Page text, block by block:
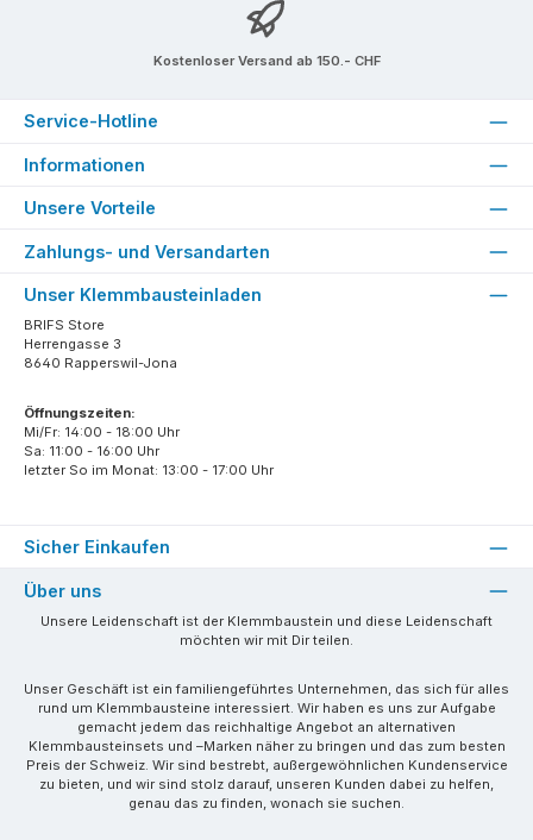
Kostenloser Versand ab 150.- CHF
Service-Hotline
Informationen
Unsere Vorteile
Zahlungs- und Versandarten
Sicher Einkaufen
Unser Klemmbausteinladen
BRIFS Store
Herrengasse 3
8640 Rapperswil-Jona
Öffnungszeiten:
Mi/Fr: 14:00 - 18:00 Uhr
Sa: 11:00 - 16:00 Uhr
letzter So im Monat: 13:00 - 17:00 Uhr
Über uns
Unsere Leidenschaft ist der Klemmbaustein und diese Leidenschaft
möchten wir mit Dir teilen.
Unser Geschäft ist ein familiengeführtes Unternehmen, das sich für alles
rund um Klemmbausteine interessiert. Wir haben es uns zur Aufgabe
gemacht jedem das reichhaltige Angebot an alternativen
Klemmbausteinsets und –Marken näher zu bringen und das zum besten
Preis der Schweiz. Wir sind bestrebt, außergewöhnlichen Kundenservice
zu bieten, und wir sind stolz darauf, unseren Kunden dabei zu helfen,
genau das zu finden, wonach sie suchen.